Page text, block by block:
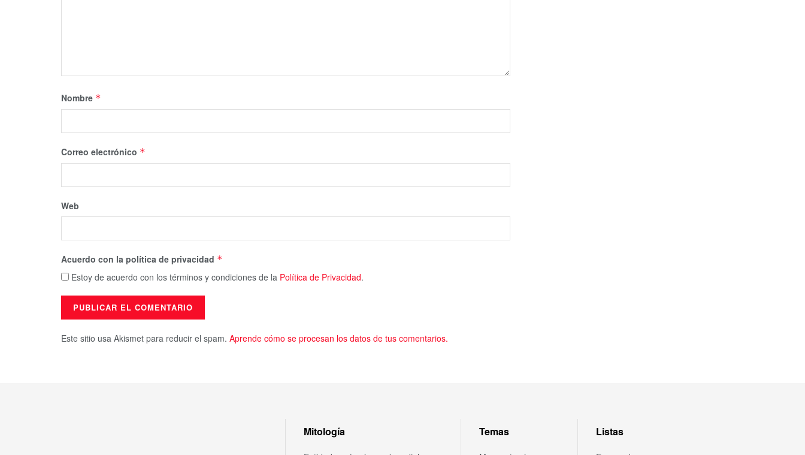
Nombre *
Correo electrónico *
Web
Acuerdo con la política de privacidad *
Estoy de acuerdo con los términos y condiciones de la Política de Privacidad.
Este sitio usa Akismet para reducir el spam. Aprende cómo se procesan los datos de tus comentarios.
Mitología Temas Listas